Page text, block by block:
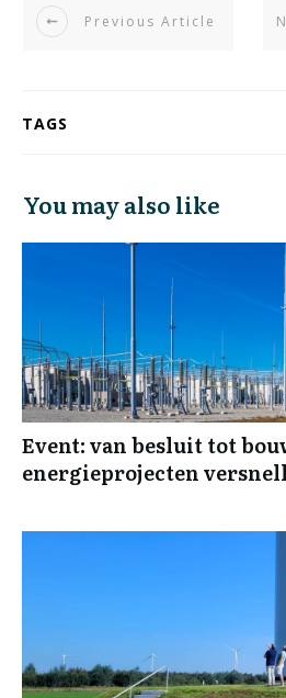
Previous Article
TAGS
You may also like
Event: van besluit tot
energieprojecten